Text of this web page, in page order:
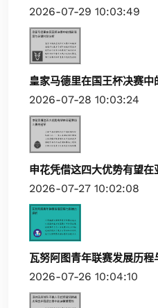
2026-07-29 10:03:49
皇家马德里在国王杯决赛
2026-07-28 10:03:24
申花凭借这四大优势有望
2026-07-27 10:02:08
瓦努阿图青年联赛发展历程
2026-07-26 10:04:10